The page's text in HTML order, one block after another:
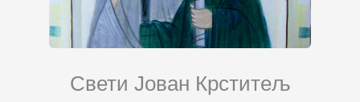
Свети Јован Крститељ